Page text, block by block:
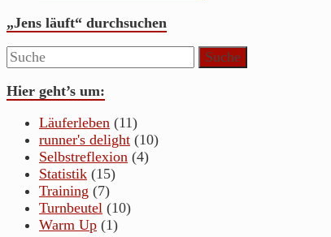
„Jens läuft“ durchsuchen
Hier geht’s um:
Läuferleben (11)
runner's delight (10)
Selbstreflexion (4)
Statistik (15)
Training (7)
Turnbeutel (10)
Warm Up (1)